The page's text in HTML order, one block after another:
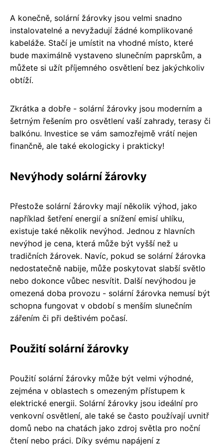
A konečně, solární žárovky jsou velmi snadno
instalovatelné a nevyžadují žádné komplikované
kabeláže. Stačí je umístit na vhodné místo, které
bude maximálně vystaveno slunečním paprskům, a
můžete si užít příjemného osvětlení bez jakýchkoliv
obtíží.
Zkrátka a dobře - solární žárovky jsou moderním a
šetrným řešením pro osvětlení vaší zahrady, terasy či
balkónu. Investice se vám samozřejmě vrátí nejen
finančně, ale také ekologicky i prakticky!
Nevýhody solární žárovky
Přestože solární žárovky mají několik výhod, jako
například šetření energií a snížení emisí uhlíku,
existuje také několik nevýhod. Jednou z hlavních
nevýhod je cena, která může být vyšší než u
tradičních žárovek. Navíc, pokud se solární žárovka
nedostatečně nabije, může poskytovat slabší světlo
nebo dokonce vůbec nesvítit. Další nevýhodou je
omezená doba provozu - solární žárovka nemusí být
schopna fungovat v období s menším slunečním
zářením či při deštivém počasí.
Použití solární žárovky
Použití solární žárovky může být velmi výhodné,
zejména v oblastech s omezeným přístupem k
elektrické energii. Solární žárovky jsou ideální pro
venkovní osvětlení, ale také se často používají uvnitř
domů nebo na chatách jako zdroj světla pro noční
čtení nebo práci. Díky svému napájení z